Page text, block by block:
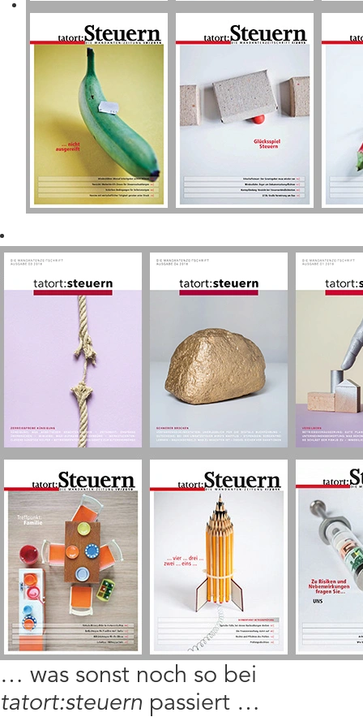
… was sonst noch so bei
tatort:steuern passiert …